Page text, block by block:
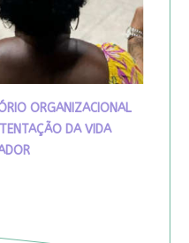
ORGANIZACIONAL
DA VIDA